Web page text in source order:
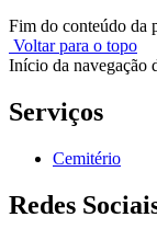
Fim do conteúdo da
Voltar para o topo
Início da navegação
Serviços
Cemitério
Redes